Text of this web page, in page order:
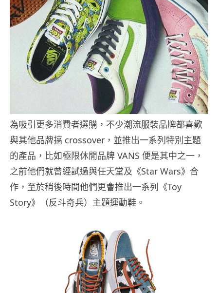
為吸引更多消費者選購，不少潮流服裝品牌都喜歡
與其他品牌搞 crossover，並推出一系列特別主題
的產品，比如極限休閒品牌 VANS 便是其中之一，
之前他們就曾經試過與任天堂及《Star Wars》合
作，至於稍後時間他們更會推出一系列《Toy
Story》（反斗奇兵）主題運動鞋。